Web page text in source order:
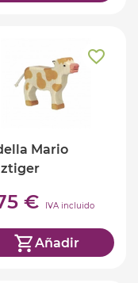
Mario
€ IVA incluido
Añadir